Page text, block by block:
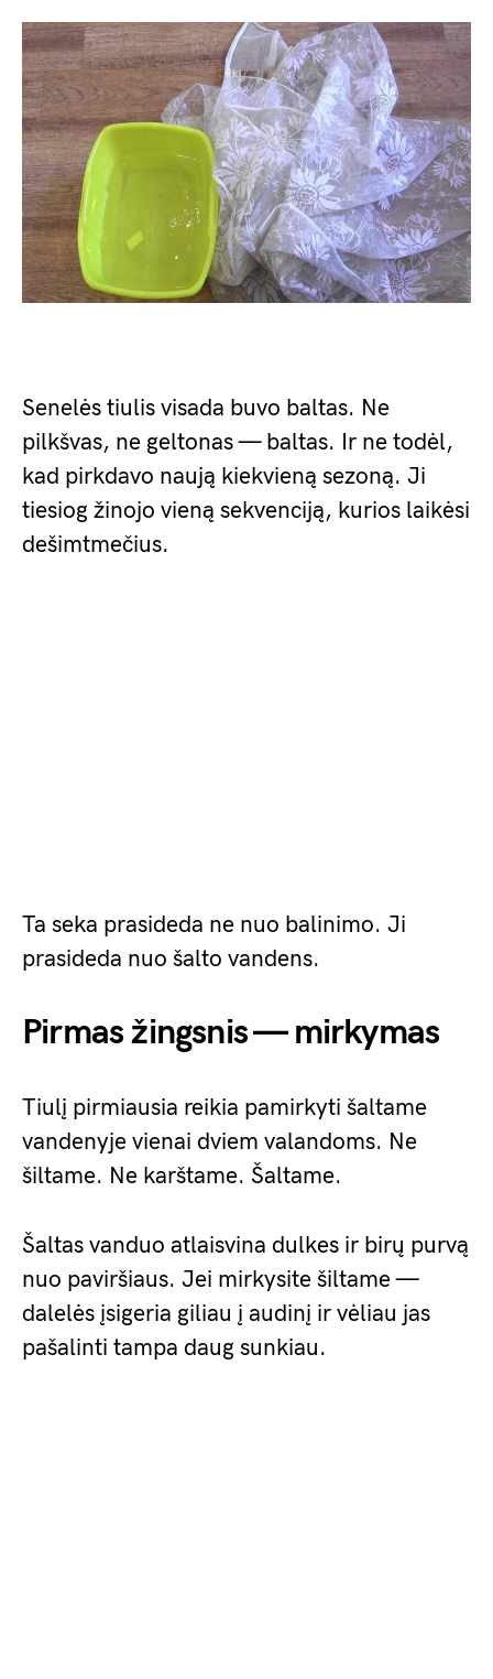
Senelės tiulis visada buvo baltas. Ne
pilkšvas, ne geltonas — baltas. Ir ne todėl,
kad pirkdavo naują kiekvieną sezoną. Ji
tiesiog žinojo vieną sekvenciją, kurios laikėsi
dešimtmečius.
Ta seka prasideda ne nuo balinimo. Ji
prasideda nuo šalto vandens.
Pirmas žingsnis — mirkymas
Tiulį pirmiausia reikia pamirkyti šaltame
vandenyje vienai dviem valandoms. Ne
šiltame. Ne karštame. Šaltame.
Šaltas vanduo atlaisvina dulkes ir birų purvą
nuo paviršiaus. Jei mirkysite šiltame —
dalelės įsigeria giliau į audinį ir vėliau jas
pašalinti tampa daug sunkiau.